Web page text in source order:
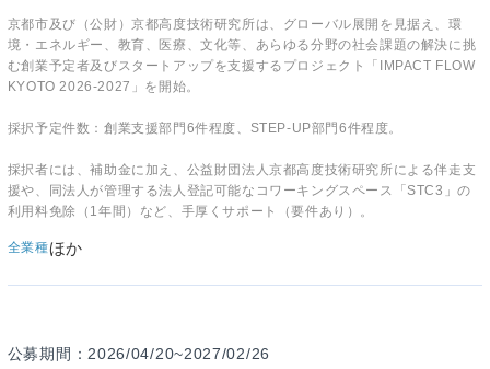
京都市及び（公財）京都高度技術研究所は、グローバル展開を見据え、環
境・エネルギー、教育、医療、文化等、あらゆる分野の社会課題の解決に挑
む創業予定者及びスタートアップを支援するプロジェクト「IMPACT FLOW
KYOTO 2026-2027」を開始。
採択予定件数：創業支援部門6件程度、STEP-UP部門6件程度。
採択者には、補助金に加え、公益財団法人京都高度技術研究所による伴走支
援や、同法人が管理する法人登記可能なコワーキングスペース「STC3」の
利用料免除（1年間）など、手厚くサポート（要件あり）。
全業種ほか
公募期間：2026/04/20~2027/02/26